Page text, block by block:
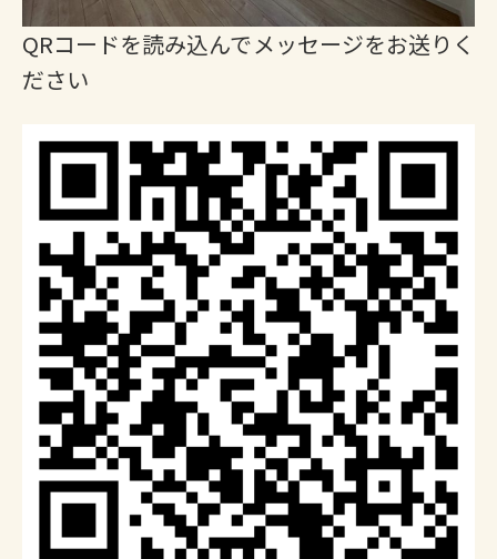
QRコードを読み込んでメッセージをお送りく
ださい